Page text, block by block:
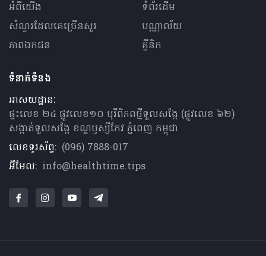
អំពីយើង
សំណួរ​ដែលគេ​ច្រើន​សួរ
ភាពឯកជន
ទំព័រដើម
បណ្ណាល័យ
គ្លីនិក
ទំនាក់ទំនង
អាសយដ្ឋាន:
ផ្ទះលេខ ២៤ ផ្លូវលេខ១០ បុរីពិភពថ្មីទួលសង្កែ (ផ្លូវលេខ ៦២)
សង្កាត់ទួលសង្កែ ខណ្ឌឫស្សីកែវ ភ្នំពេញ កម្ពុជា
លេខទូរស័ព្ទ: (096) 7888-017
អ៊ីមែល: info@healthtime.tips